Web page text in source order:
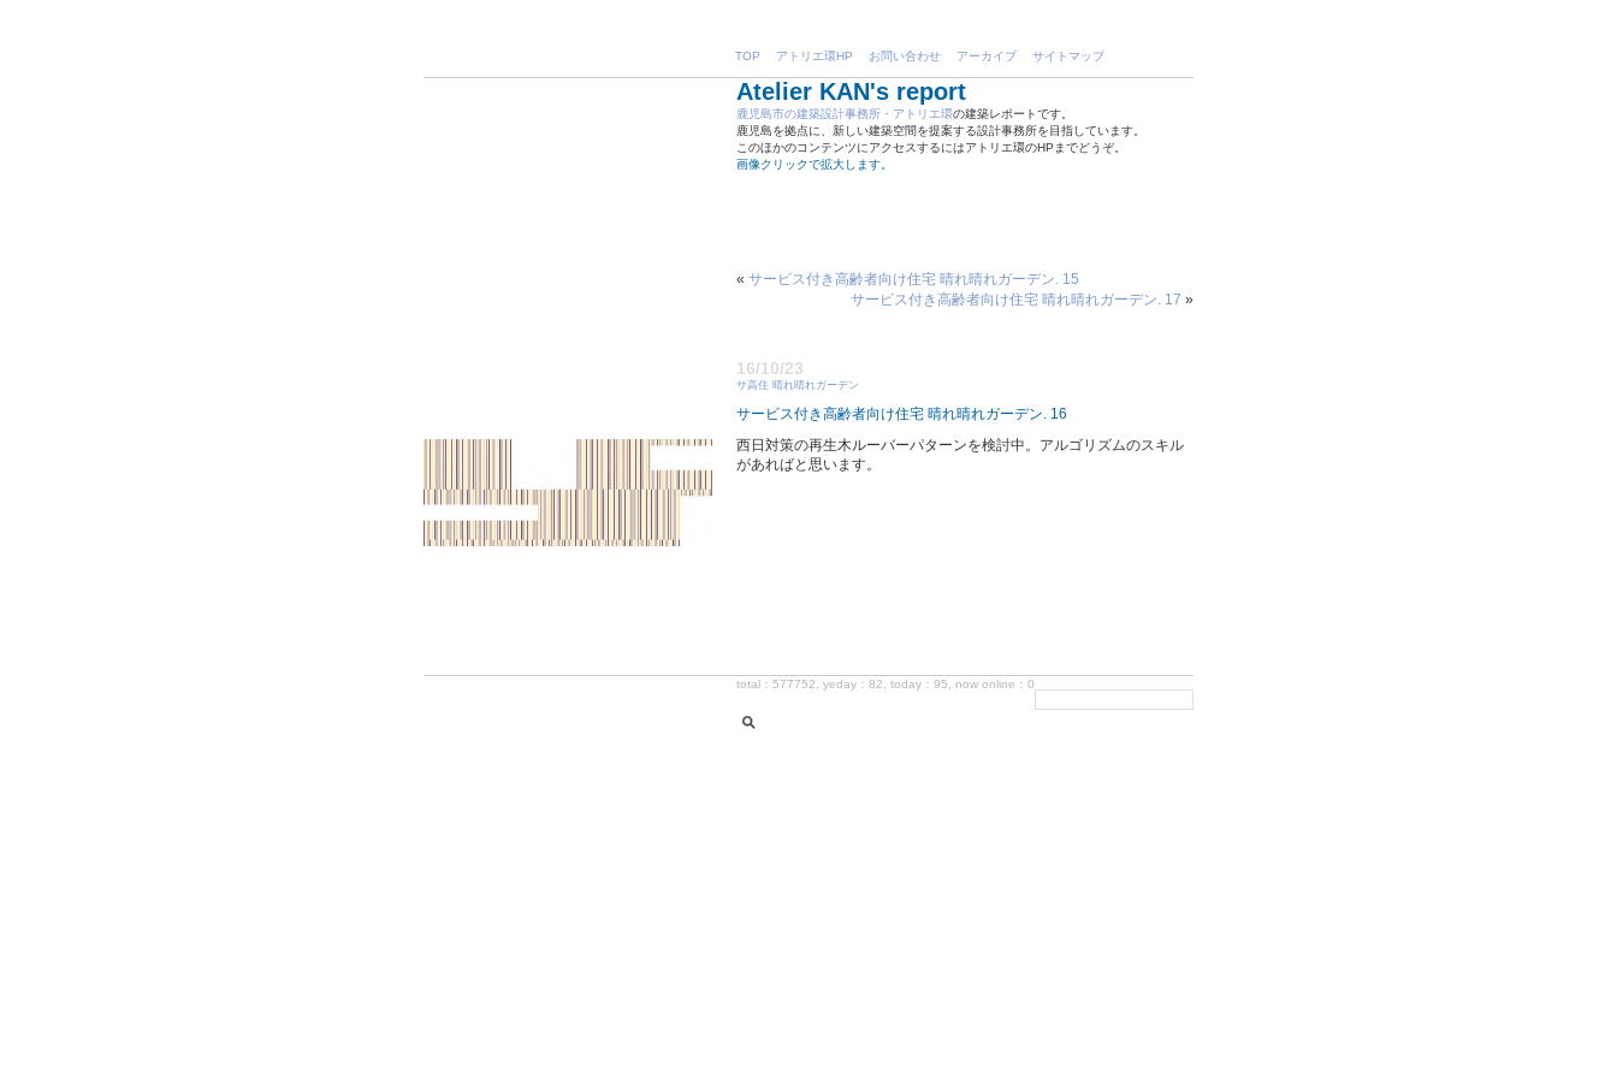
TOP アトリエ環HP お問い合わせ アーカイブ サイトマップ
Atelier KAN's report
鹿児島市の建築設計事務所・アトリエ環の建築レポートです。
鹿児島を拠点に、新しい建築空間を提案する設計事務所を目指しています。
このほかのコンテンツにアクセスするにはアトリエ環のHPまでどうぞ。
画像クリックで拡大します。
« サービス付き高齢者向け住宅 晴れ晴れガーデン. 15
サービス付き高齢者向け住宅 晴れ晴れガーデン. 17 »
16/10/23
サ高住 晴れ晴れガーデン
サービス付き高齢者向け住宅 晴れ晴れガーデン. 16
西日対策の再生木ルーバーパターンを検討中。アルゴリズムのスキル
があればと思います。
total：577752, yeday：82, today：95, now online：0